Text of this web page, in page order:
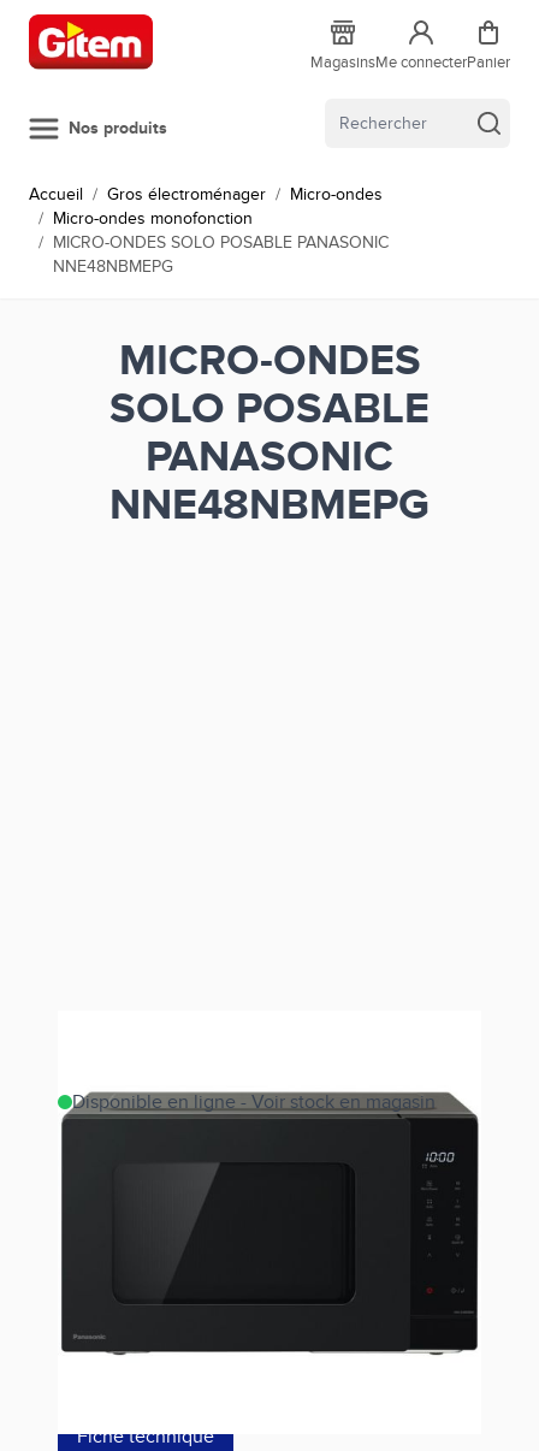
Allez au contenu
MagasinsMe connecterPanier
Nos produits
Accueil / Gros électroménager / Micro-ondes
/ Micro-ondes monofonction
/ MICRO-ONDES SOLO POSABLE PANASONIC
NNE48NBMEPG
MICRO-ONDES
SOLO POSABLE
PANASONIC
NNE48NBMEPG
Disponible en ligne - Voir stock en magasin
179,00 €
Fiche technique